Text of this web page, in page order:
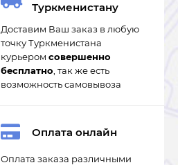
Туркменистану
Доставим Ваш заказ в любую
точку Туркменистана
курьером совершенно
бесплатно , так же есть
возможность самовывоза
Оплата онлайн
Оплата заказа различными